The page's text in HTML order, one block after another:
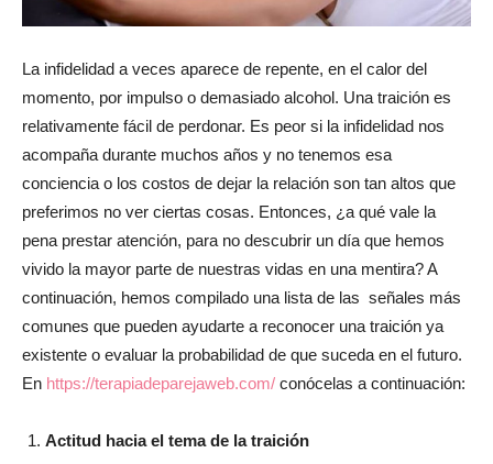
y
del
La infidelidad a veces aparece de repente, en el calor del
momento, por impulso o demasiado alcohol. Una traición es
relativamente fácil de perdonar. Es peor si la infidelidad nos
acompaña durante muchos años y no tenemos esa
conciencia o los costos de dejar la relación son tan altos que
preferimos no ver ciertas cosas. Entonces, ¿a qué vale la
pena prestar atención, para no descubrir un día que hemos
vivido la mayor parte de nuestras vidas en una mentira? A
continuación, hemos compilado una lista de las señales más
comunes que pueden ayudarte a reconocer una traición ya
existente o evaluar la probabilidad de que suceda en el futuro.
En https://terapiadeparejaweb.com/ conócelas a continuación:
Actitud hacia el tema de la traición